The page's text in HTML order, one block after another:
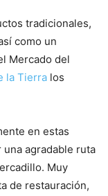
tradicionales,
como un
Mercado del
la Tierra los
en estas
una agradable ruta
Muy
de restauración,